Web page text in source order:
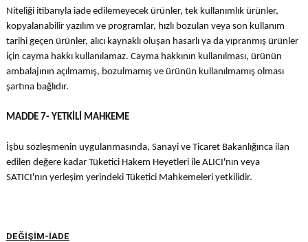
Niteliği itibarıyla iade edilemeyecek ürünler, tek kullanımlık ürünler,
kopyalanabilir yazılım ve programlar, hızlı bozulan veya son kullanım
tarihi geçen ürünler, alıcı kaynaklı oluşan hasarlı ya da yıpranmış ürünler
için cayma hakkı kullanılamaz. Cayma hakkının kullanılması, ürünün
ambalajının açılmamış, bozulmamış ve ürünün kullanılmamış olması
şartına bağlıdır.
MADDE 7- YETKİLİ MAHKEME
İşbu sözleşmenin uygulanmasında, Sanayi ve Ticaret Bakanlığınca ilan
edilen değere kadar Tüketici Hakem Heyetleri ile ALICI'nın veya
SATICI'nın yerleşim yerindeki Tüketici Mahkemeleri yetkilidir.
DEĞİŞİM-İADE